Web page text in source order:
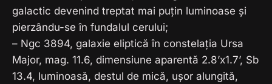
galactic devenind treptat mai puțin luminoase și
pierzându-se în fundalul cerului;
– Ngc 3894, galaxie eliptică în constelația Ursa
Major, mag. 11.6, dimensiune aparentă 2.8’x1.7’, Sb
13.4, luminoasă, destul de mică, ușor alungită,